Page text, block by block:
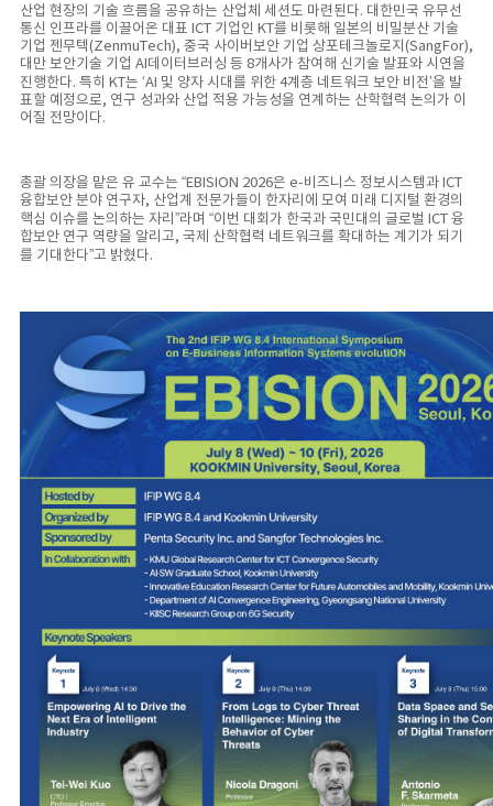
산업 현장의 기술 흐름을 공유하는 산업체 세션도 마련된다. 대한민국 유무선
통신 인프라를 이끌어온 대표 ICT 기업인 KT를 비롯해 일본의 비밀분산 기술
기업 젠무텍(ZenmuTech), 중국 사이버보안 기업 상포테크놀로지(SangFor),
대만 보안기술 기업 AI데이터브러싱 등 8개사가 참여해 신기술 발표와 시연을
진행한다. 특히 KT는 ‘AI 및 양자 시대를 위한 4계층 네트워크 보안 비전’을 발
표할 예정으로, 연구 성과와 산업 적용 가능성을 연계하는 산학협력 논의가 이
어질 전망이다.
총괄 의장을 맡은 유 교수는 “EBISION 2026은 e-비즈니스 정보시스템과 ICT
융합보안 분야 연구자, 산업계 전문가들이 한자리에 모여 미래 디지털 환경의
핵심 이슈를 논의하는 자리”라며 “이번 대회가 한국과 국민대의 글로벌 ICT 융
합보안 연구 역량을 알리고, 국제 산학협력 네트워크를 확대하는 계기가 되기
를 기대한다”고 밝혔다.